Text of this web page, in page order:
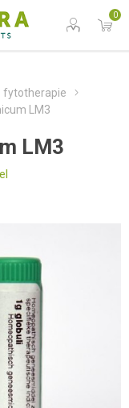
0
fytotherapie
LM3
LM3